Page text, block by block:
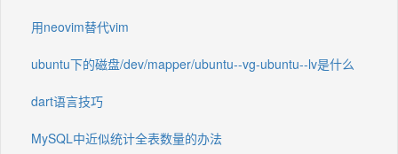
用neovim替代vim
ubuntu下的磁盘/dev/mapper/ubuntu--vg-ubuntu--lv是什么
dart语言技巧
MySQL中近似统计全表数量的办法